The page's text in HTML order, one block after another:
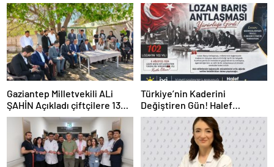
ÇOCUKLARI SPORLA
BULUŞTURUYOR
Yakalandı, 844 Tutuklama
Gaziantep Milletvekili ALi
ŞAHİN Açıkladı çiftçilere 132
Milyon TL acil destek!
Türkiye’nin Kaderini
Değiştiren Gün! Halef
Bilgiç’ten Lozan’ın Yıl
Dönümünde Anlamlı Mesaj!